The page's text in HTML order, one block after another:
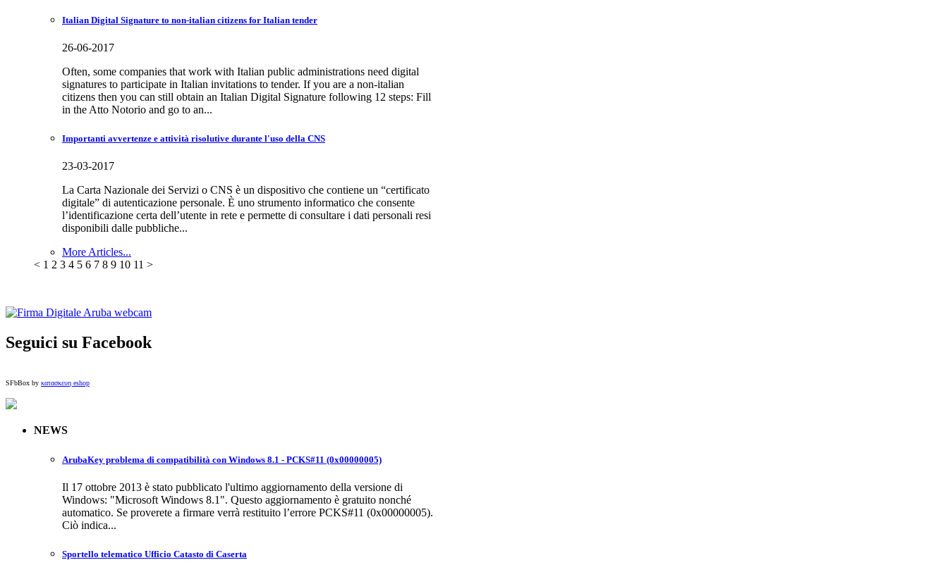
Italian Digital Signature to non-italian citizens for Italian tender
26-06-2017
Often, some companies that work with Italian public administrations need digital
signatures to participate in Italian invitations to tender. If you are a non-italian
citizens then you can still obtain an Italian Digital Signature following 12 steps: Fill
in the Atto Notorio and go to an...
Importanti avvertenze e attività risolutive durante l'uso della CNS
23-03-2017
La Carta Nazionale dei Servizi o CNS è un dispositivo che contiene un “certificato
digitale” di autenticazione personale. È uno strumento informatico che consente
l’identificazione certa dell’utente in rete e permette di consultare i dati personali resi
disponibili dalle pubbliche...
More Articles...
< 1 2 3 4 5 6 7 8 9 10 11 >
Seguici su Facebook
SFbBox by κατασκευη eshop
NEWS
ArubaKey problema di compatibilità con Windows 8.1 - PCKS#11 (0x00000005)
Il 17 ottobre 2013 è stato pubblicato l'ultimo aggiornamento della versione di
Windows: "Microsoft Windows 8.1". Questo aggiornamento è gratuito nonché
automatico. Se proverete a firmare verrà restituito l’errore PCKS#11 (0x00000005).
Ciò indica...
Sportello telematico Ufficio Catasto di Caserta